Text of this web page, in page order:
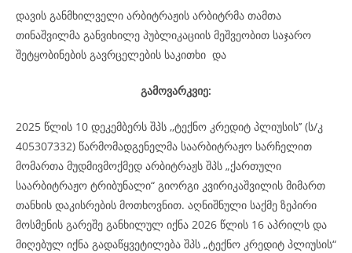
დავის განმხილველი არბიტრაჟის არბიტრმა თამთა
თინაშვილმა განვიხილე პუბლიკაციის მეშვეობით საჯარო
შეტყობინების გავრცელების საკითხი და
გამოვარკვიე:
2025 წლის 10 დეკემბერს შპს ,,ტექნო კრედიტ პლიუსის’’ (ს/კ
405307332) წარმომადგენელმა საარბიტრაჟო სარჩელით
მომართა მუდმივმოქმედ არბიტრაჟს შპს „ქართული
საარბიტრაჟო ტრიბუნალი“ გიორგი კვირიკაშვილის მიმართ
თანხის დაკისრების მოთხოვნით. აღნიშნული საქმე ზეპირი
მოსმენის გარეშე განხილულ იქნა 2026 წლის 16 აპრილს და
მიღებულ იქნა გადაწყვეტილება შპს „ტექნო კრედიტ პლიუსის“